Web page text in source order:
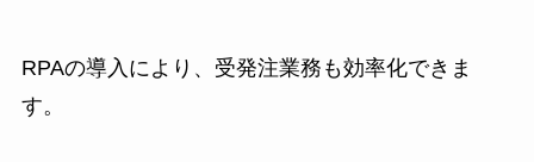
RPAの導入により、受発注業務も効率化できま
す。